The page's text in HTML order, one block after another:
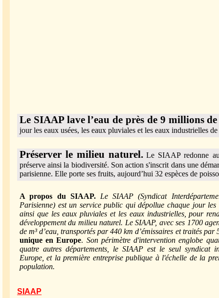
Le SIAAP lave l’eau de près de 9 millions
jour les eaux usées, les eaux pluviales et les eaux industrielles
Préserver le milieu naturel. Le SIAAP redonne
préserve ainsi la biodiversité. Son action s'inscrit dans une
parisienne. Elle porte ses fruits, aujourd’hui 32 espèces de
A propos du SIAAP. Le SIAAP (Syndicat
Parisienne) est un service public qui dépollue chaque jour
ainsi que les eaux pluviales et les eaux industrielles, pour
développement du milieu naturel. Le SIAAP, avec ses 1700
de m³ d’eau, transportés par 440 km d’émissaires et traités par
unique en Europe. Son périmètre d'intervention englobe
quatre autres départements, le SIAAP est le seul syndicat
Europe, et la première entreprise publique à l'échelle de la
population.
SIAAP